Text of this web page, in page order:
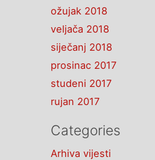
ožujak 2018
veljača 2018
siječanj 2018
prosinac 2017
studeni 2017
rujan 2017
Categories
Arhiva vijesti